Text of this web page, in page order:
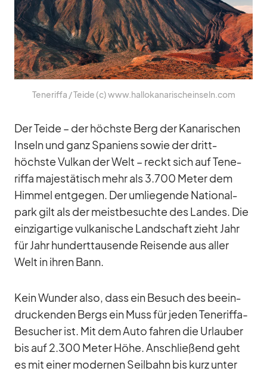
Te­ne­riffa /​ Teide (c) www.hallokanarischeinseln.com
Der Teide – der höchste Berg der Ka­na­ri­schen
In­seln und ganz Spa­ni­ens so­wie der dritt­
höchste Vul­kan der Welt – reckt sich auf Te­ne­
riffa ma­jes­tä­tisch mehr als 3.700 Me­ter dem
Him­mel ent­ge­gen. Der um­lie­gende Na­tio­nal­
park gilt als der meist­be­suchte des Lan­des. Die
ein­zig­ar­tige vul­ka­ni­sche Land­schaft zieht Jahr
für Jahr hun­dert­tau­sende Rei­sende aus al­ler
Welt in ih­ren Bann.
Kein Wun­der also, dass ein Be­such des be­ein­
dru­cken­den Bergs ein Muss für je­den Te­ne­riffa-
Be­su­cher ist. Mit dem Auto fah­ren die Ur­lau­ber
bis auf 2.300 Me­ter Höhe. An­schlie­ßend geht
es mit ei­ner mo­der­nen Seil­bahn bis kurz un­ter